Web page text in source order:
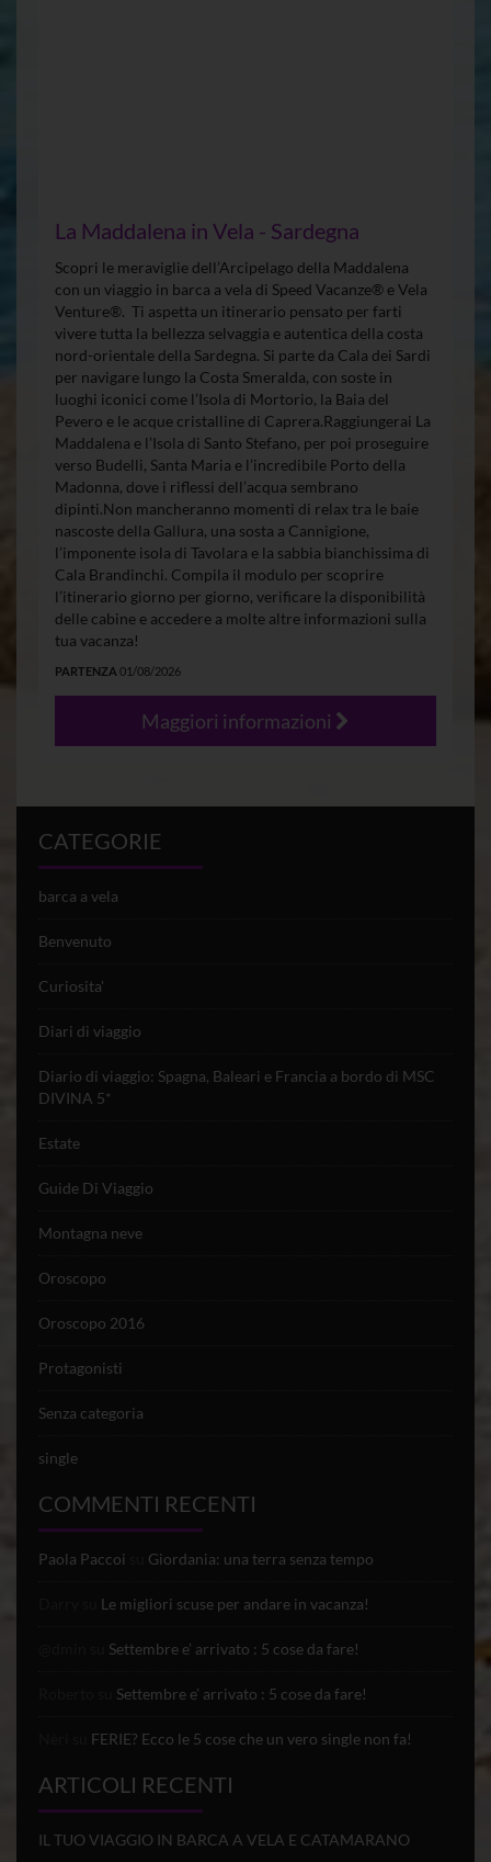
La Maddalena in Vela - Sardegna
Scopri le meraviglie dell’Arcipelago della Maddalena
con un viaggio in barca a vela di Speed Vacanze® e Vela
Venture®. Ti aspetta un itinerario pensato per farti
vivere tutta la bellezza selvaggia e autentica della costa
nord-orientale della Sardegna. Si parte da Cala dei Sardi
per navigare lungo la Costa Smeralda, con soste in
luoghi iconici come l’Isola di Mortorio, la Baia del
Pevero e le acque cristalline di Caprera.Raggiungerai La
Maddalena e l’Isola di Santo Stefano, per poi proseguire
verso Budelli, Santa Maria e l’incredibile Porto della
Madonna, dove i riflessi dell’acqua sembrano
dipinti.Non mancheranno momenti di relax tra le baie
nascoste della Gallura, una sosta a Cannigione,
l’imponente isola di Tavolara e la sabbia bianchissima di
Cala Brandinchi. Compila il modulo per scoprire
l’itinerario giorno per giorno, verificare la disponibilità
delle cabine e accedere a molte altre informazioni sulla
tua vacanza!
PARTENZA 01/08/2026
Maggiori informazioni
CATEGORIE
barca a vela
Benvenuto
Curiosita'
Diari di viaggio
Diario di viaggio: Spagna, Baleari e Francia a bordo di MSC
DIVINA 5*
Estate
Guide Di Viaggio
Montagna neve
Oroscopo
Oroscopo 2016
Protagonisti
Senza categoria
single
COMMENTI RECENTI
Paola Paccoi Giordania: una terra senza tempo
Le migliori scuse per andare in vacanza!
Settembre e’ arrivato : 5 cose da fare!
Settembre e’ arrivato : 5 cose da fare!
FERIE? Ecco le 5 cose che un vero single non fa!
ARTICOLI RECENTI
IL TUO VIAGGIO IN BARCA A VELA E CATAMARANO